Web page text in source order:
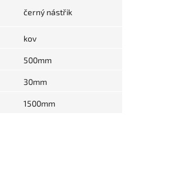
černý nástřik
kov
500mm
30mm
1500mm